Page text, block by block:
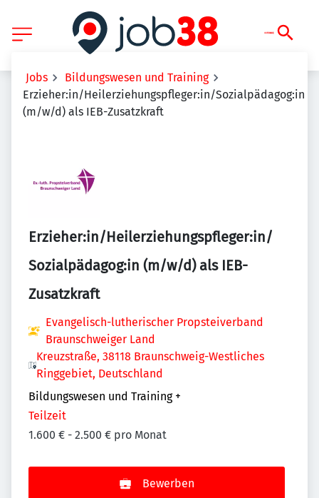
Jobs
Bildungswesen und Training
Erzieher:in/Heilerziehungspfleger:in/Sozialpädagog:in
(m/w/d) als IEB-Zusatzkraft
Erzieher:in/Heilerziehungspfleger:in/
Sozialpädagog:in (m/w/d) als IEB-
Zusatzkraft
Evangelisch-lutherischer Propsteiverband
Braunschweiger Land
Kreuzstraße, 38118 Braunschweig-Westliches
Ringgebiet, Deutschland
Bildungswesen und Training +
Teilzeit
1.600 € - 2.500 € pro Monat
Bewerben